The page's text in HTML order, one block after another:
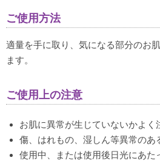
ご使用方法
適量を手に取り、気になる部分のお
ます。
ご使用上の注意
お肌に異常が生じていないかよく
傷、はれもの、湿しん等異常のあ
使用中、または使用後日光にあ